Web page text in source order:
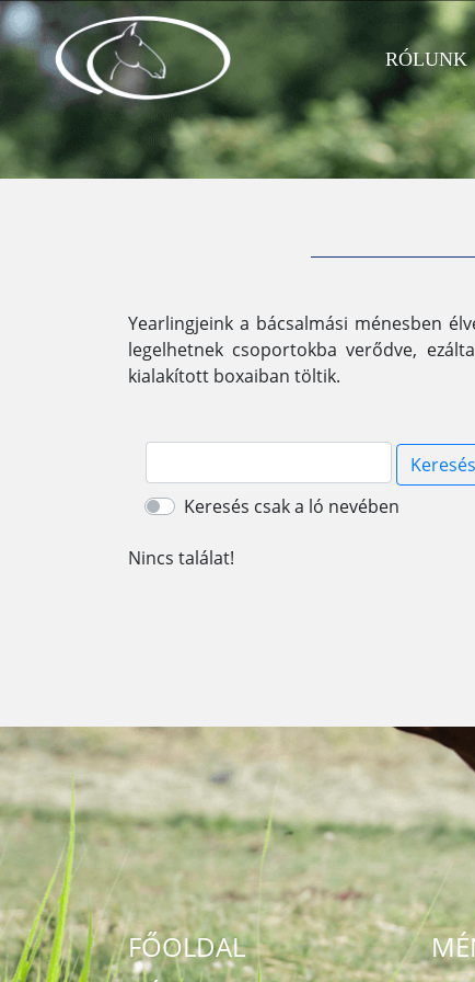
RÓLUNK
Yearlingjeink a bácsalmási ménesben
legelhetnek csoportokba verődve,
kialakított boxaiban töltik.
Keresés
Keresés csak a ló nevében
Nincs találat!
FŐOLDAL